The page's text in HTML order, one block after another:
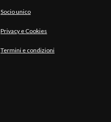
Socio unico
Privacy e Cookies
Termini e condizioni